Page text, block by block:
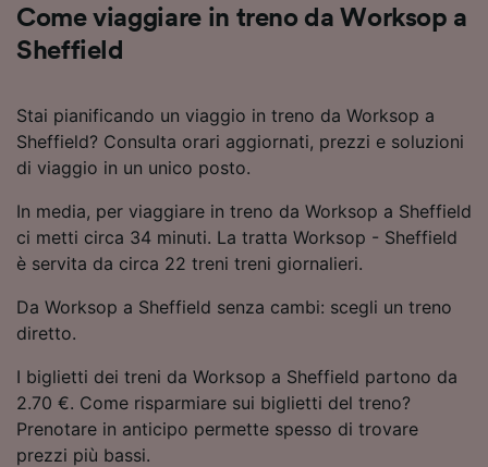
Come viaggiare in treno da Worksop a
Sheffield
Stai pianificando un viaggio in treno da Worksop a
Sheffield? Consulta orari aggiornati, prezzi e soluzioni
di viaggio in un unico posto.
In media, per viaggiare in treno da Worksop a Sheffield
ci metti circa 34 minuti. La tratta Worksop - Sheffield
è servita da circa 22 treni treni giornalieri.
Da Worksop a Sheffield senza cambi: scegli un treno
diretto.
I biglietti dei treni da Worksop a Sheffield partono da
2.70 €. Come risparmiare sui biglietti del treno?
Prenotare in anticipo permette spesso di trovare
prezzi più bassi.